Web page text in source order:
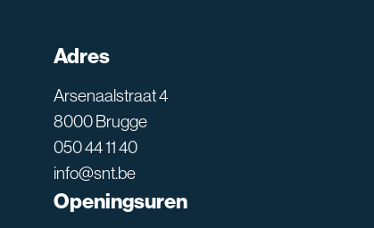
Adres
Arsenaalstraat 4
8000 Brugge
050 44 11 40
info@snt.be
Openingsuren